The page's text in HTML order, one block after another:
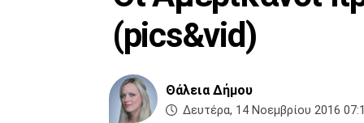
(pics&vid)
Θάλεια Δήμου
Δευτέρα, 14 Νοεμβρίου 2016